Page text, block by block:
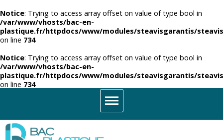
Notice: Trying to access array offset on value of type bool in
/var/www/vhosts/bac-en-
plastique.fr/httpdocs/www/modules/steavisgarantis/
on line 734
Notice: Trying to access array offset on value of type bool in
/var/www/vhosts/bac-en-
plastique.fr/httpdocs/www/modules/steavisgarantis/
on line 734